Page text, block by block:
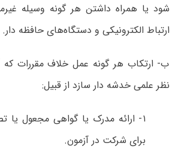
شود یا همراه داشتن هر گونه وسیله
ارتباط الکترونیکی و دستگاه‌های حافظه دار.
ب- ارتکاب هر گونه عمل خلاف مقررات که
نظر علمی خدشه دار سازد از قبیل:
۱- ارائه مدرک یا گواهی مجعول یا
برای شرکت در آزمون.